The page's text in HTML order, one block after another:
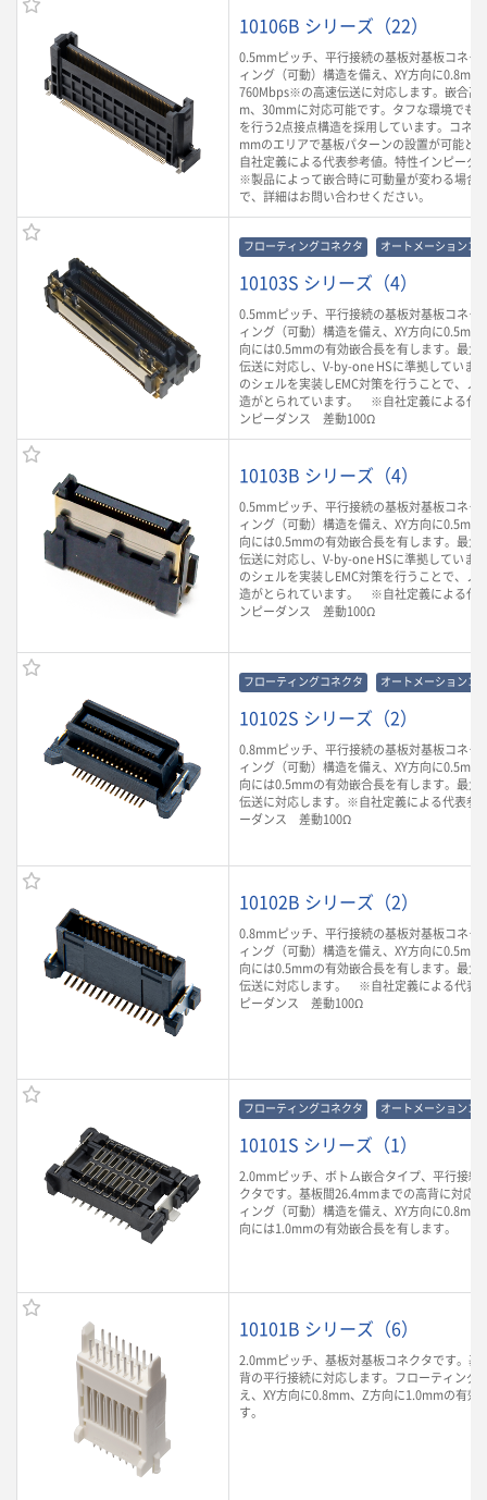
10106B シリーズ（22）
0.5mmピッチ、平行接続の基板対基板コネク
ィング（可動）構造を備え、XY方向に
760Mbps※の高速伝送に対応します。嵌合高
m、30mmに対応可能です。タフな環境でも
を行う2点接点構造を採用しています。コネ
mmのエリアで基板パターンの設置が可能と
自社定義による代表参考値。特性インピー
※製品によって嵌合時に可動量が変わる場合
で、詳細はお問い合わせください。
フローティングコネクタ オートメーションコ
10103S シリーズ（4）
0.5mmピッチ、平行接続の基板対基板コネク
ィング（可動）構造を備え、XY方向に
向には0.5mmの有効嵌合長を有します。最
伝送に対応し、V-by-one HSに準拠していま
のシェルを実装しEMC対策を行うことで、ノ
造がとられています。 ※自社定義による代
ンピーダンス 差動100Ω
10103B シリーズ（4）
0.5mmピッチ、平行接続の基板対基板コネク
ィング（可動）構造を備え、XY方向に
向には0.5mmの有効嵌合長を有します。最
伝送に対応し、V-by-one HSに準拠していま
のシェルを実装しEMC対策を行うことで、ノ
造がとられています。 ※自社定義による代
ンピーダンス 差動100Ω
フローティングコネクタ オートメーションコ
10102S シリーズ（2）
0.8mmピッチ、平行接続の基板対基板コネク
ィング（可動）構造を備え、XY方向に
向には0.5mmの有効嵌合長を有します。最
伝送に対応します。※自社定義による代表参
ーダンス 差動100Ω
10102B シリーズ（2）
0.8mmピッチ、平行接続の基板対基板コネク
ィング（可動）構造を備え、XY方向に
向には0.5mmの有効嵌合長を有します。最
伝送に対応します。 ※自社定義による代表
ピーダンス 差動100Ω
フローティングコネクタ オートメーションコ
10101S シリーズ（1）
2.0mmピッチ、ボトム嵌合タイプ、平行接続
クタです。基板間26.4mmまでの高背に対応
ィング（可動）構造を備え、XY方向に
向には1.0mmの有効嵌合長を有します。
10101B シリーズ（6）
2.0mmピッチ、基板対基板コネクタです。基
背の平行接続に対応します。フローティング
え、XY方向に0.8mm、Z方向に1.0mmの有効
す。